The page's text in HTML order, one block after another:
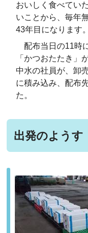
おいしく食べてい
いことから、毎年
43年目になります。
配布当日の11時
「かつおたたき」
中水の社員が、卸
に積み込み、配布
た。
出発のようす